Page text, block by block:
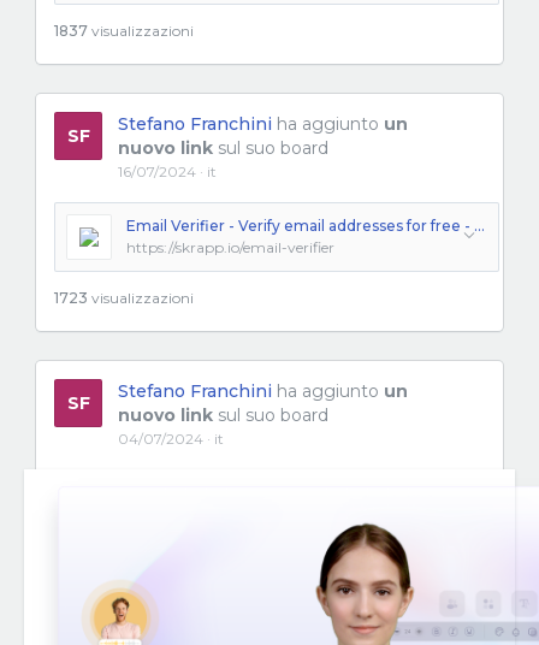
1837 visualizzazioni
SF
Stefano Franchini ha aggiunto un
nuovo link sul suo board
16/07/2024 · it
Email Verifier - Verify email addresses for free - Skrapp.io
https://skrapp.io/email-verifier
1723 visualizzazioni
SF
Stefano Franchini ha aggiunto un
nuovo link sul suo board
04/07/2024 · it